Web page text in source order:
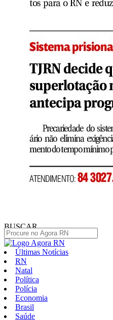
BUSCAR
Últimas Notícias
RN
Natal
Política
Polícia
Economia
Brasil
Saúde